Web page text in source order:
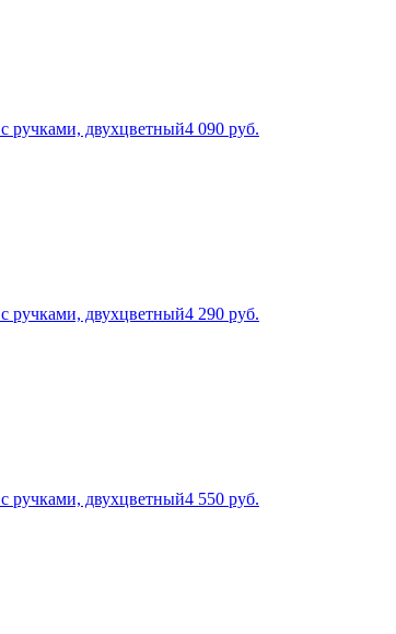
ручками, двухцветный4 090 руб.
ручками, двухцветный4 290 руб.
ручками, двухцветный4 550 руб.